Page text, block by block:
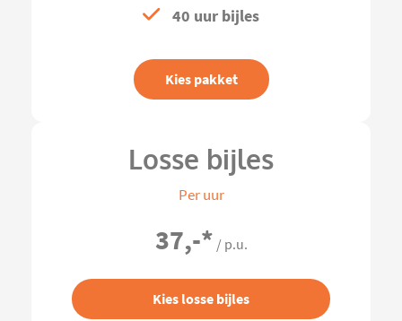
40 uur bijles
Kies pakket
Losse bijles
Per uur
37,-* / p.u.
Kies losse bijles